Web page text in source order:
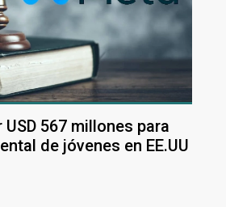
567 millones para
de jóvenes en EE.UU